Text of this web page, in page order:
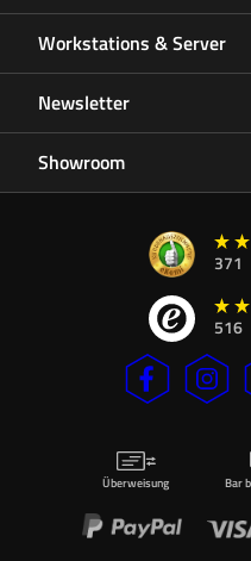
Workstations & Server
Newsletter
Showroom
371
516
Überweisung Bar